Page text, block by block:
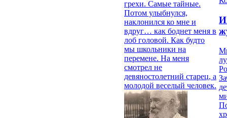
грехи. Самые тайные.
Потом улыбнулся,
наклонился ко мне и
вдруг… как боднет меня в
лоб головой. Как будто
мы школьники на
перемене. На меня
смотрел не
девяностолетний старец, а
молодой веселый человек.